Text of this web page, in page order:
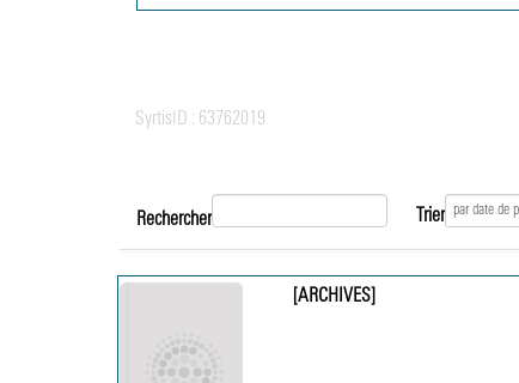
SyrtisID : 63762019
Rechercher Trier
[ARCHIVES]